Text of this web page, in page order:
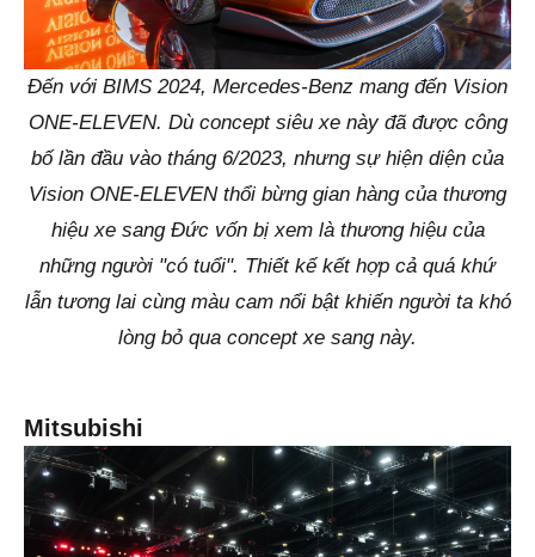
Đến với BIMS 2024, Mercedes-Benz mang đến Vision
ONE-ELEVEN. Dù concept siêu xe này đã được công
bố lần đầu vào tháng 6/2023, nhưng sự hiện diện của
Vision ONE-ELEVEN thổi bừng gian hàng của thương
hiệu xe sang Đức vốn bị xem là thương hiệu của
những người "có tuổi". Thiết kế kết hợp cả quá khứ
lẫn tương lai cùng màu cam nổi bật khiến người ta khó
lòng bỏ qua concept xe sang này.
Mitsubishi